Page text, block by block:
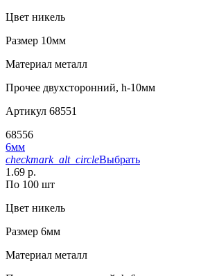
Цвет никель
Размер 10мм
Материал металл
Прочее двухсторонний, h-10мм
Артикул 68551
68556
6мм
checkmark_alt_circleВыбрать
1.69 р.
По 100 шт
Цвет никель
Размер 6мм
Материал металл